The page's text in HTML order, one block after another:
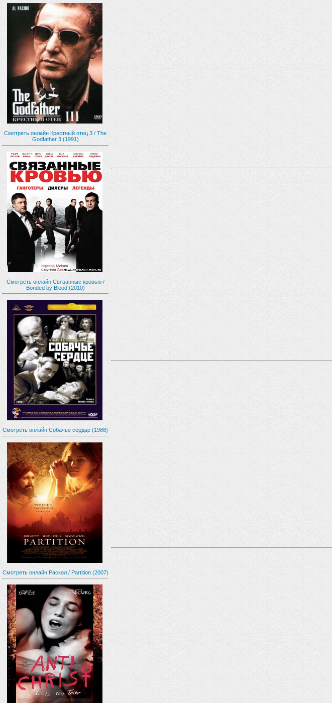
Смотреть онлайн Крестный отец 3 / The
Godfather 3 (1991)
Смотреть онлайн Связанные кровью /
Bonded by Blood (2010)
Смотреть онлайн Собачье сердце (1988)
Смотреть онлайн Раскол / Partition (2007)